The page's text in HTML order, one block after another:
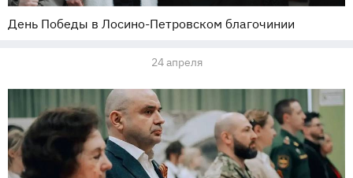
День Победы в Лосино-Петровском благочинии
24 апреля